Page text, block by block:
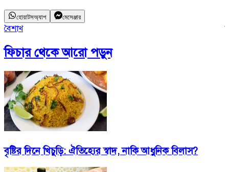
হোয়াটসঅ্যাপ মেসেঞ্জার
বৈশাখ
ফিচারথেকে আরো পড়ুন
বৃষ্টির দিনে খিচুড়ি: ঐতিহ্যের স্বাদ, নাকি আধুনিক বিলাস?